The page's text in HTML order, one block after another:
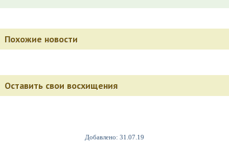
Добавлено: 31.07.19
Похожие новости
Оставить свои восхищения